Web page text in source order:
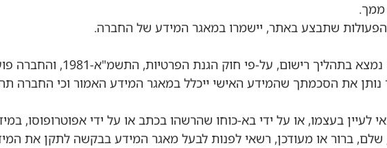
ממך.
נותן את הסכמתך שהמידע האישי ייכלל במאגר המידע האמור וכי החברה
לעיין בעצמו, או על ידי בא-כוחו שהרשהו בכתב או על ידי אפוטרופוסו,
שלם, ברור או מעודכן, רשאי לפנות לבעל מאגר המידע בבקשה לתקן את